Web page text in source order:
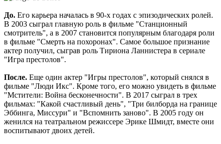
До. Его карьера началась в 90-х годах с эпизодических ролей.
В 2003 сыграл главную роль в фильме "Станционный
смотритель", а в 2007 становится популярным благодаря роли
в фильме "Смерть на похоронах". Самое большое признание
актер получил, сыграв роль Тириона Ланнистера в сериале
"Игра престолов".
После. Еще один актер "Игры престолов", который снялся в
фильме "Люди Икс". Кроме того, его можно увидеть в фильме
"Мстители: Война бесконечности". В 2017 сыграл в трех
фильмах: "Какой счастливый день", "Три билборда на границе
Эббинга, Миссури" и "Вспомнить заново". В 2005 году он
женился на театральном режиссере Эрике Шмидт, вместе они
воспитывают двоих детей.